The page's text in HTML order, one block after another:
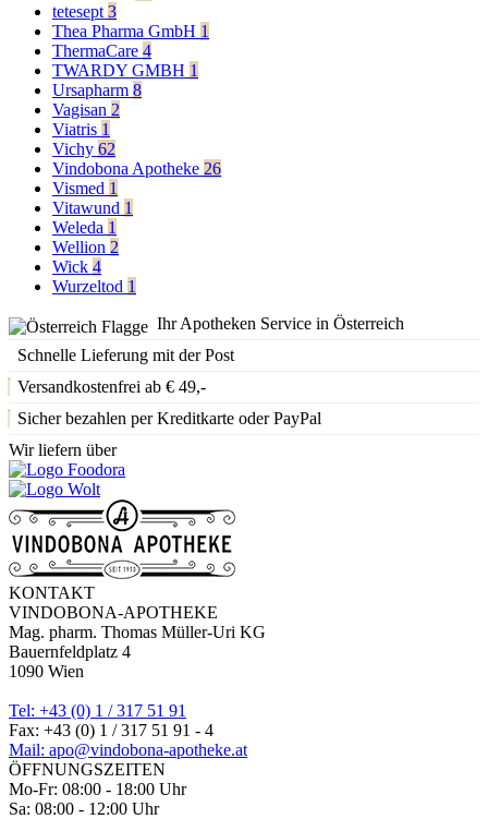
tetesept 3
Thea Pharma GmbH 1
ThermaCare 4
TWARDY GMBH 1
Ursapharm 8
Vagisan 2
Viatris 1
Vichy 62
Vindobona Apotheke 26
Vismed 1
Vitawund 1
Weleda 1
Wellion 2
Wick 4
Wurzeltod 1
Ihr Apotheken Service in Österreich
Schnelle Lieferung mit der Post
Versandkostenfrei ab € 49,-
Sicher bezahlen per Kreditkarte oder PayPal
Wir liefern über
KONTAKT
VINDOBONA-APOTHEKE
Mag. pharm. Thomas Müller-Uri KG
Bauernfeldplatz 4
1090 Wien
Tel: +43 (0) 1 / 317 51 91
Fax: +43 (0) 1 / 317 51 91 - 4
Mail: apo@vindobona-apotheke.at
ÖFFNUNGSZEITEN
Mo-Fr: 08:00 - 18:00 Uhr
Sa: 08:00 - 12:00 Uhr